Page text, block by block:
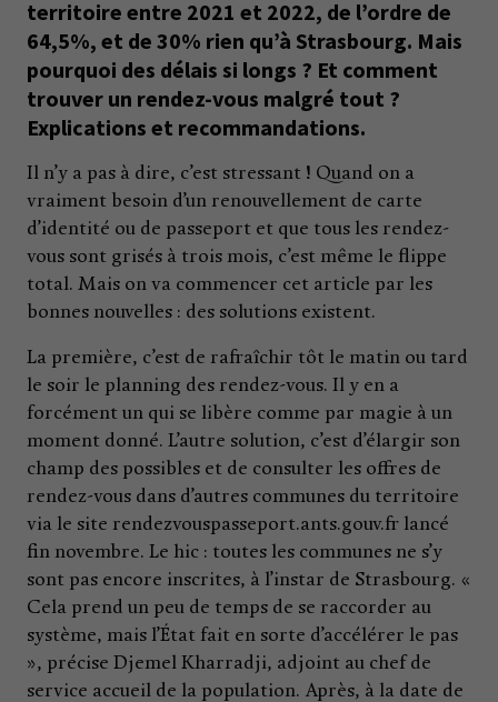
territoire entre 2021 et 2022, de l’ordre de
64,5%, et de 30% rien qu’à Strasbourg. Mais
pourquoi des délais si longs ? Et comment
trouver un rendez-vous malgré tout ?
Explications et recommandations.
Il n’y a pas à dire, c’est stressant ! Quand on a
vraiment besoin d’un renouvellement de carte
d’identité ou de passeport et que tous les rendez-
vous sont grisés à trois mois, c’est même le flippe
total. Mais on va commencer cet article par les
bonnes nouvelles : des solutions existent.
La première, c’est de rafraîchir tôt le matin ou tard
le soir le planning des rendez-vous. Il y en a
forcément un qui se libère comme par magie à un
moment donné. L’autre solution, c’est d’élargir son
champ des possibles et de consulter les offres de
rendez-vous dans d’autres communes du territoire
via le site rendezvouspasseport.ants.gouv.fr lancé
fin novembre. Le hic : toutes les communes ne s’y
sont pas encore inscrites, à l’instar de Strasbourg. «
Cela prend un peu de temps de se raccorder au
système, mais l’État fait en sorte d’accélérer le pas
», précise Djemel Kharradji, adjoint au chef de
service accueil de la population. Après, à la date de